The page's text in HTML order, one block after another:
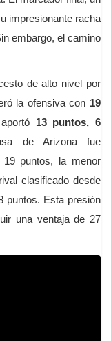
impresionante racha
embargo, el camino
de alto nivel por
la ofensiva con 19
aportó 13 puntos, 6
de Arizona fue
19 puntos, la menor
clasificado desde
puntos. Esta presión
una ventaja de 27